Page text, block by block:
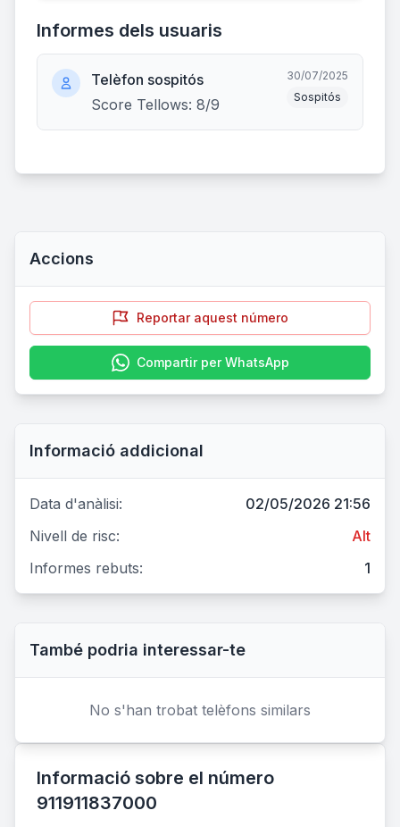
Informes dels usuaris
Telèfon sospitós
Score Tellows: 8/9
30/07/2025
Sospitós
Accions
Reportar aquest número
Compartir per WhatsApp
Informació addicional
Data d'anàlisi:
02/05/2026 21:56
Nivell de risc:
Alt
Informes rebuts:
1
També podria interessar-te
No s'han trobat telèfons similars
Informació sobre el número
911911837000